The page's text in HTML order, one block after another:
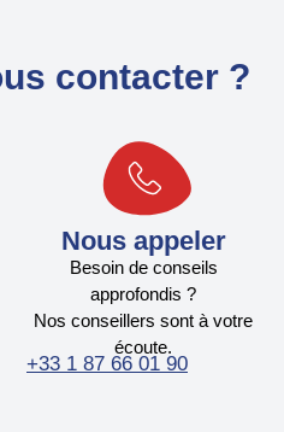
contacter ?
Nous appeler
Besoin de conseils
approfondis ?
Nos conseillers sont à votre
écoute.
+33 1 87 66 01 90